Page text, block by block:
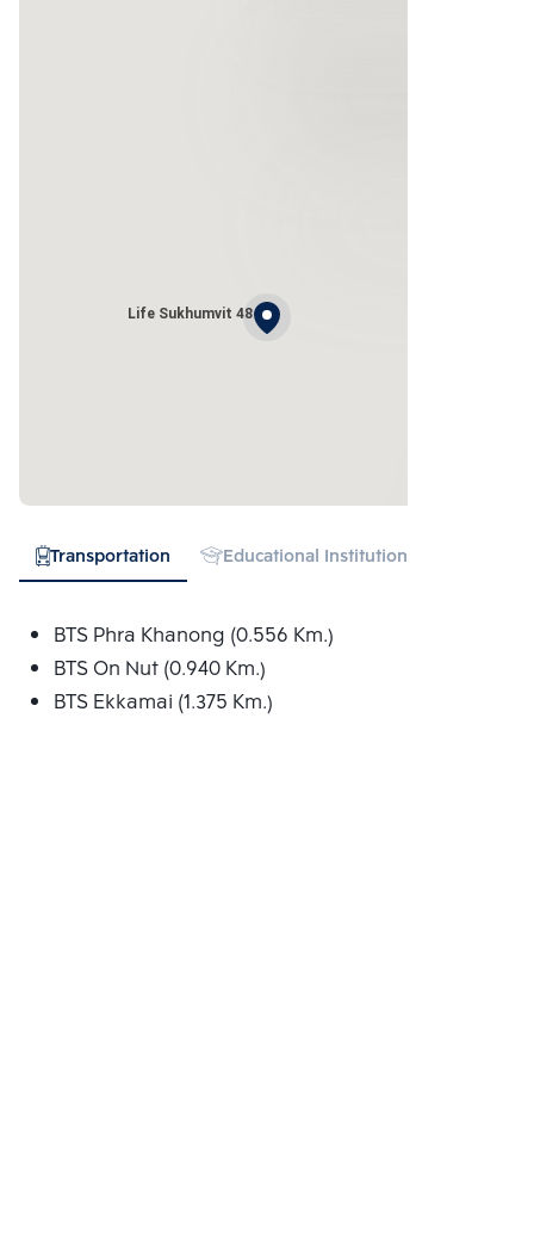
Life Sukhumvit 48
Transportation Educational Institution
BTS Phra Khanong (0.556 Km.)
BTS On Nut (0.940 Km.)
BTS Ekkamai (1.375 Km.)